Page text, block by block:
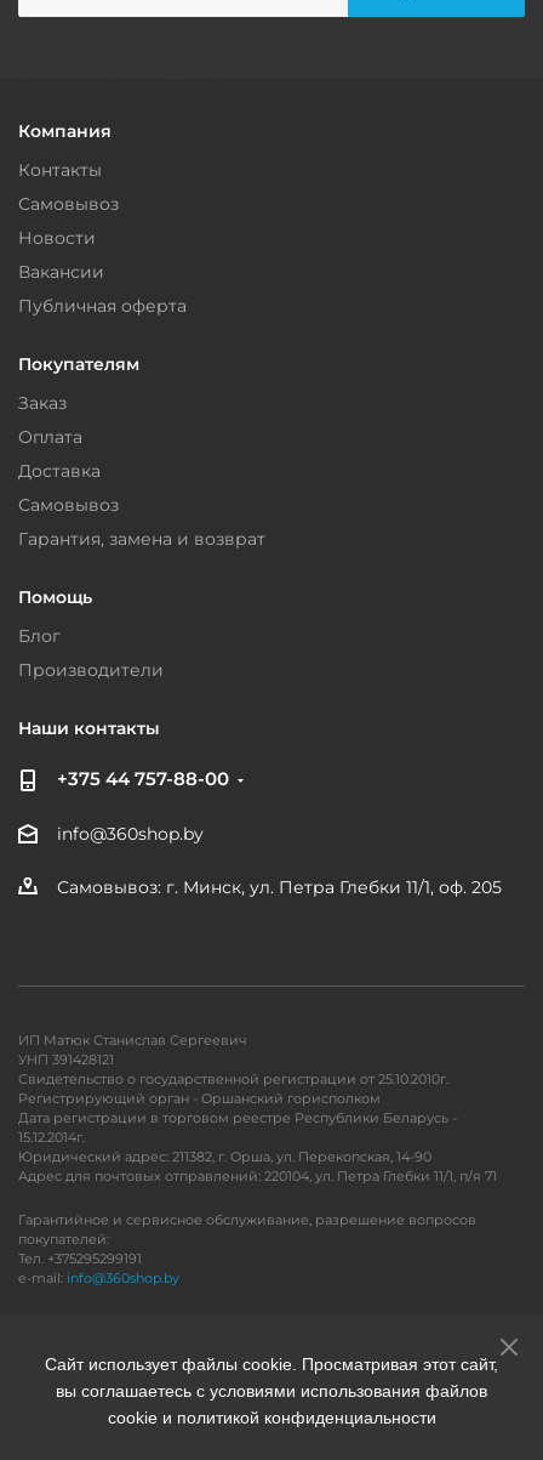
Компания
Контакты
Самовывоз
Новости
Вакансии
Публичная оферта
Покупателям
Заказ
Оплата
Доставка
Самовывоз
Гарантия, замена и возврат
Помощь
Блог
Производители
Наши контакты
+375 44 757-88-00
info@360shop.by
Самовывоз: г. Минск, ул. Петра Глебки 11/1, оф. 205
ИП Матюк Станислав Сергеевич
УНП 391428121
Свидетельство о государственной регистрации от 25.10.2010г.
Регистрирующий орган - Оршанский горисполком
Дата регистрации в торговом реестре Республики Беларусь -
15.12.2014г.
Юридический адрес: 211382, г. Орша, ул. Перекопская, 14-90
Адрес для почтовых отправлений: 220104, ул. Петра Глебки 11/1, п/я 71
Гарантийное и сервисное обслуживание, разрешение вопросов
покупателей:
Тел. +375295299191
e-mail: info@360shop.by
Сайт использует файлы cookie. Просматривая этот сайт,
вы соглашаетесь с условиями использования файлов
cookie и политикой конфиденциальности